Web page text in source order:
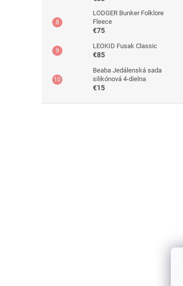
LODGER Bunker Folklore
Fleece
€75
LEOKID Fusak Classic
€85
Beaba Jedálenská sada
silikónová 4-dielna
€15